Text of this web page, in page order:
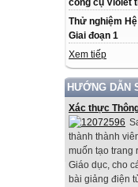
công cụ Violet
Thử nghiệm
Giai đoạn 1
Xem tiếp
HƯỚNG DẪN
Xác thực
thành thành
muốn tạo trang
Giáo dục, cho
bài giảng điện